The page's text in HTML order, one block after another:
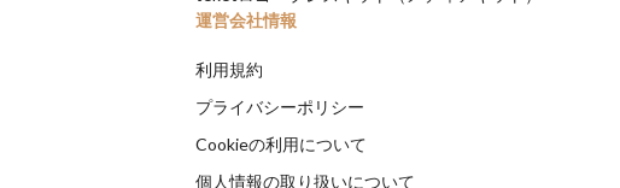
運営会社情報
利用規約
プライバシーポリシー
Cookieの利用について
個人情報の取り扱いについて